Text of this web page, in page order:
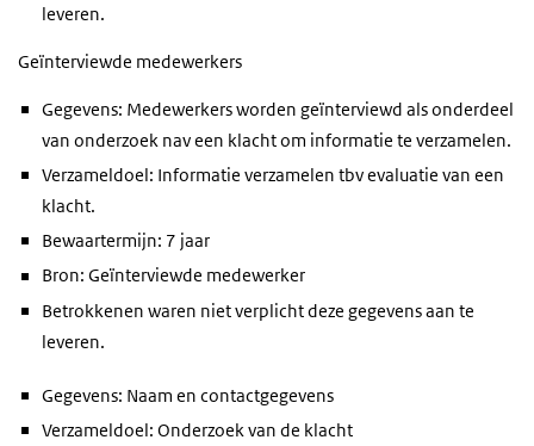
leveren.
Geïnterviewde medewerkers
Gegevens: Medewerkers worden geïnterviewd als onderdeel
van onderzoek nav een klacht om informatie te verzamelen.
Verzameldoel: Informatie verzamelen tbv evaluatie van een
klacht.
Bewaartermijn: 7 jaar
Bron: Geïnterviewde medewerker
Betrokkenen waren niet verplicht deze gegevens aan te
leveren.
Gegevens: Naam en contactgegevens
Verzameldoel: Onderzoek van de klacht